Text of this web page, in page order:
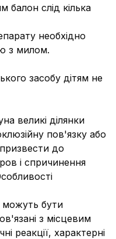
слід кілька
необхідно
з милом.
засобу дітям не
великі ділянки
пов'язку або
до
і спричинення
бути
з місцевим
реакції, характерні